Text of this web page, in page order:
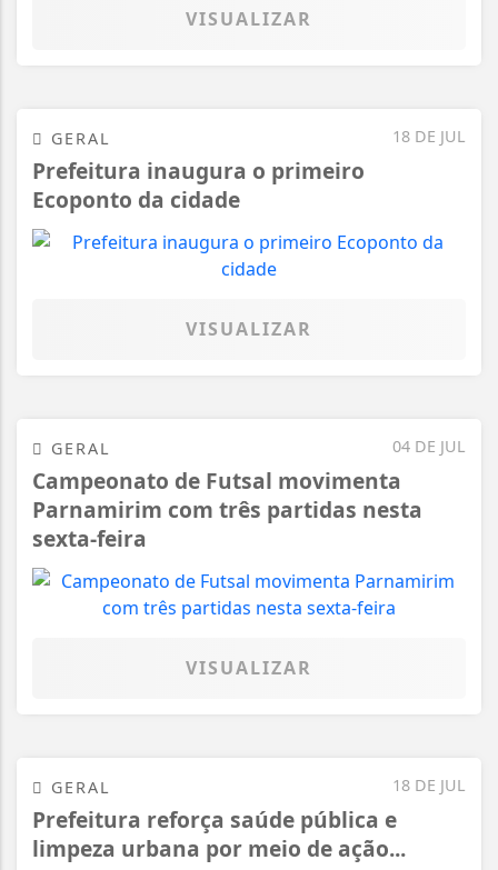
VISUALIZAR
18 DE JUL
GERAL
Prefeitura inaugura o primeiro
Ecoponto da cidade
VISUALIZAR
04 DE JUL
GERAL
Campeonato de Futsal movimenta
Parnamirim com três partidas nesta
sexta-feira
VISUALIZAR
18 DE JUL
GERAL
Prefeitura reforça saúde pública e
limpeza urbana por meio de ação...